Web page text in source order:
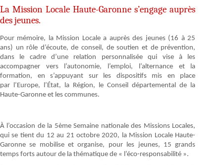
La Mission Locale Haute-Garonne s’engage auprès
des jeunes.
Pour mémoire, la Mission Locale a auprès des jeunes (16 à 25
ans) un rôle d’écoute, de conseil, de soutien et de prévention,
dans le cadre d’une relation personnalisée qui vise à les
accompagner vers l’autonomie, l’emploi, l’alternance et la
formation, en s’appuyant sur les dispositifs mis en place
par l’Europe, l’État, la Région, le Conseil départemental de la
Haute-Garonne et les communes.
À l’occasion de la 5ème Semaine nationale des Missions Locales,
qui se tient du 12 au 21 octobre 2020, la Mission Locale Haute-
Garonne se mobilise et organise, pour les jeunes, 15 grands
temps forts autour de la thématique de « l’éco-responsabilité ».